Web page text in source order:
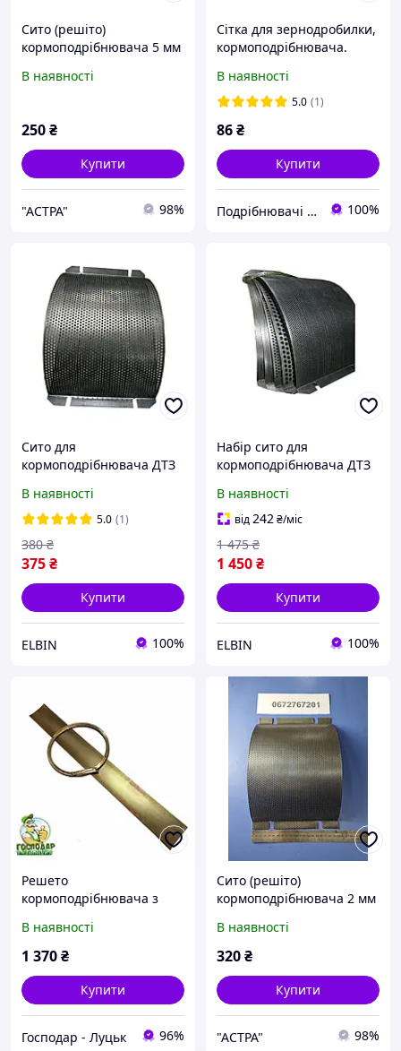
Сито (решіто)
кормоподрібнювача 5 мм
В наявності
250₴
Купити
"AСТРА" 98%
Сітка для зернодробилки,
кормоподрібнювача.
В наявності
5.0 (1)
86₴
Купити
Подрібнювачі гілок щепорізи дровоколи Rezak 100%
Сито для
кормоподрібнювача ДТЗ
В наявності
5.0 (1)
375₴
380 ₴
Купити
ELBIN 100%
Набір сито для
кормоподрібнювача ДТЗ
мм.)
В наявності
від242₴/міс
1 450₴
1 475 ₴
Купити
ELBIN 100%
Решето
кормоподрібнювача з
ДТЗ КР-23
В наявності
1 370₴
Купити
Господар - Луцьк 96%
Сито (решіто)
кормоподрібнювача 2 мм
В наявності
320₴
Купити
"AСТРА" 98%